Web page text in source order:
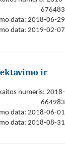
676483
data: 2018-06-29
data: 2019-02-07
ir
numeris: 2018-
664983
data: 2018-06-01
data: 2018-08-31